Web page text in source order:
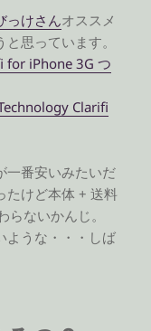
っけさんオススメ
思っています。
for iPhone 3G つ
Clarifi
一番安いみたいだ
たけど本体 + 送料
らないかんじ。
ような・・・しば